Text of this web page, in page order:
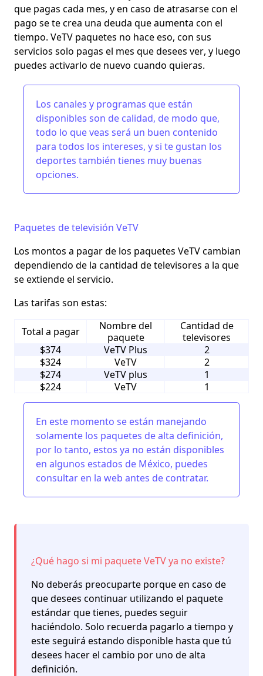
que pagas cada mes, y en caso de atrasarse con el
pago se te crea una deuda que aumenta con el
tiempo. VeTV paquetes no hace eso, con sus
servicios solo pagas el mes que desees ver, y luego
puedes activarlo de nuevo cuando quieras.
Los canales y programas que están
disponibles son de calidad, de modo que,
todo lo que veas será un buen contenido
para todos los intereses, y si te gustan los
deportes también tienes muy buenas
opciones.
Paquetes de televisión VeTV
Los montos a pagar de los paquetes VeTV cambian
dependiendo de la cantidad de televisores a la que
se extiende el servicio.
Las tarifas son estas:
Total a pagar
Nombre del
paquete
Cantidad de
televisores
$374
VeTV Plus
2
$324
VeTV
2
$274
VeTV plus
1
$224
VeTV 1
En este momento se están manejando
solamente los paquetes de alta definición,
por lo tanto, estos ya no están disponibles
en algunos estados de México, puedes
consultar en la web antes de contratar.
¿Qué hago si mi paquete VeTV ya no existe?
No deberás preocuparte porque en caso de
que desees continuar utilizando el paquete
estándar que tienes, puedes seguir
haciéndolo. Solo recuerda pagarlo a tiempo y
este seguirá estando disponible hasta que tú
desees hacer el cambio por uno de alta
definición.